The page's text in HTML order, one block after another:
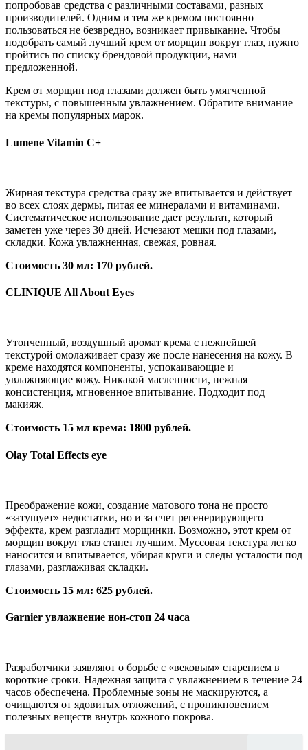
попробовав средства с различными составами, разных
производителей. Одним и тем же кремом постоянно
пользоваться не безвредно, возникает привыкание. Чтобы
подобрать самый лучший крем от морщин вокруг глаз, нужно
пройтись по списку брендовой продукции, нами
предложенной.
Крем от морщин под глазами должен быть умягченной
текстуры, с повышенным увлажнением. Обратите внимание
на кремы популярных марок.
Lumene Vitamin C+
Жирная текстура средства сразу же впитывается и действует
во всех слоях дермы, питая ее минералами и витаминами.
Систематическое использование дает результат, который
заметен уже через 30 дней. Исчезают мешки под глазами,
складки. Кожа увлажненная, свежая, ровная.
Стоимость 30 мл: 170 рублей.
CLINIQUE All About Eyes
Утонченный, воздушный аромат крема с нежнейшей
текстурой омолаживает сразу же после нанесения на кожу. В
креме находятся компоненты, успокаивающие и
увлажняющие кожу. Никакой масленности, нежная
консистенция, мгновенное впитывание. Подходит под
макияж.
Стоимость 15 мл крема: 1800 рублей.
Olay Total Effects eye
Преображение кожи, создание матового тона не просто
«затушует» недостатки, но и за счет регенерирующего
эффекта, крем разгладит морщинки. Возможно, этот крем от
морщин вокруг глаз станет лучшим. Муссовая текстура легко
наносится и впитывается, убирая круги и следы усталости под
глазами, разглаживая складки.
Стоимость 15 мл: 625 рублей.
Garnier увлажнение нон-стоп 24 часа
Разработчики заявляют о борьбе с «вековым» старением в
короткие сроки. Надежная защита с увлажнением в течение 24
часов обеспечена. Проблемные зоны не маскируются, а
очищаются от ядовитых отложений, с проникновением
полезных веществ внутрь кожного покрова.